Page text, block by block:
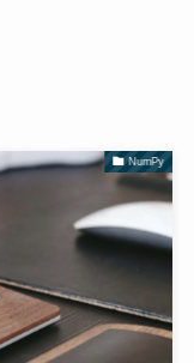
NumPy